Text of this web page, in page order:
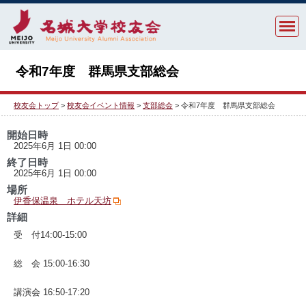
令和7年度 群馬県支部総会
校友会トップ > 校友会イベント情報 > 支部総会 > 令和7年度 群馬県支部総会
開始日時
2025年6月 1日 00:00
終了日時
2025年6月 1日 00:00
場所
伊香保温泉 ホテル天坊
詳細
受 付14:00-15:00
総 会 15:00-16:30
講演会 16:50-17:20